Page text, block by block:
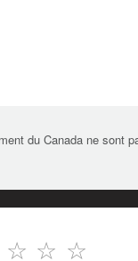
du Canada ne sont
☆
☆
☆